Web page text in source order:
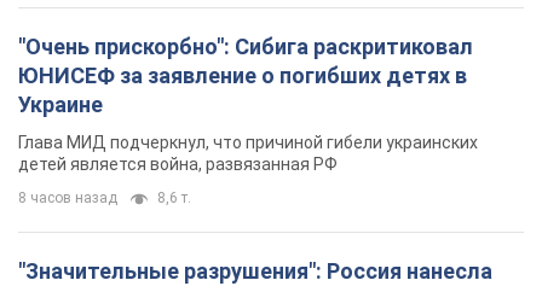
"Очень прискорбно": Сибига раскритиковал
ЮНИСЕФ за заявление о погибших детях в
Украине
Глава МИД подчеркнул, что причиной гибели украинских
детей является война, развязанная РФ
8 часов назад 8,6 т.
"Значительные разрушения": Россия нанесла